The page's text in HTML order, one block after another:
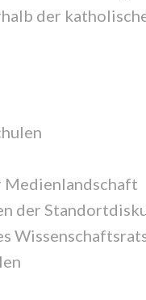
der
Medienlandschaft
der